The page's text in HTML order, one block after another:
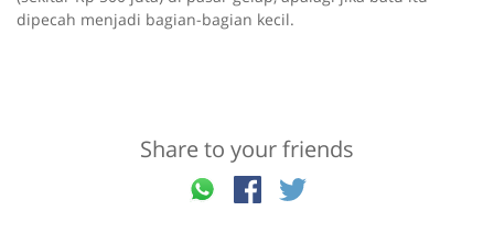
dipecah menjadi bagian-bagian kecil.
Share to your friends